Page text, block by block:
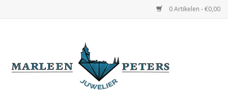
0 Artikelen - €0,00